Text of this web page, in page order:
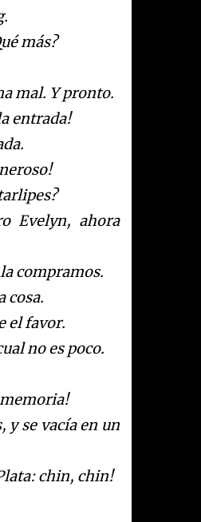
ué más?
mal. Y pronto.
entrada!
Evelyn, ahora
compramos.
cosa.
el favor.
no es poco.
y se vacíaen un
chin, chin!